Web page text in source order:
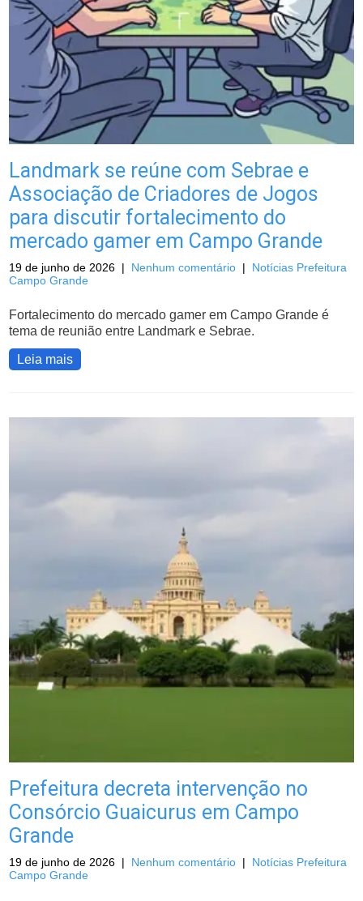
Landmark se reúne com Sebrae e
Associação de Criadores de Jogos
para discutir fortalecimento do
mercado gamer em Campo Grande
19 de junho de 2026 | Nenhum comentário | Notícias Prefeitura
Campo Grande
Fortalecimento do mercado gamer em Campo Grande é
tema de reunião entre Landmark e Sebrae.
Leia mais
Prefeitura decreta intervenção no
Consórcio Guaicurus em Campo
Grande
19 de junho de 2026 | Nenhum comentário | Notícias Prefeitura
Campo Grande